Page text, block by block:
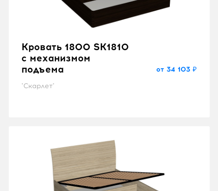
Кровать 1800 SK1810
с механизмом
подъема
"Скарлет"
от 34 103 ₽